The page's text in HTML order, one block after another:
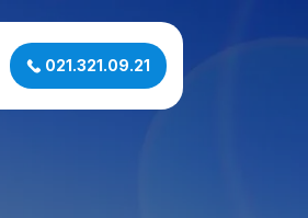
021.321.09.21